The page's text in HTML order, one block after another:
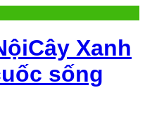
Cây Xanh
sống